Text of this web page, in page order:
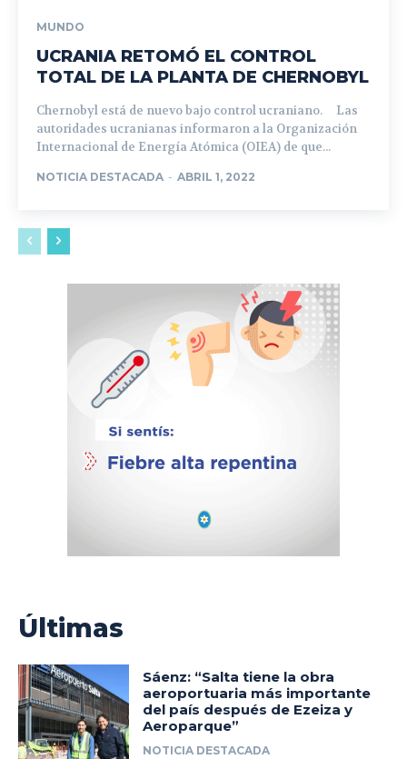
MUNDO
UCRANIA RETOMÓ EL CONTROL
TOTAL DE LA PLANTA DE CHERNOBYL
Chernobyl está de nuevo bajo control ucraniano. Las
autoridades ucranianas informaron a la Organización
Internacional de Energía Atómica (OIEA) de que...
NOTICIA DESTACADA - ABRIL 1, 2022
Últimas
Sáenz: “Salta tiene la obra
aeroportuaria más importante
del país después de Ezeiza y
Aeroparque”
NOTICIA DESTACADA